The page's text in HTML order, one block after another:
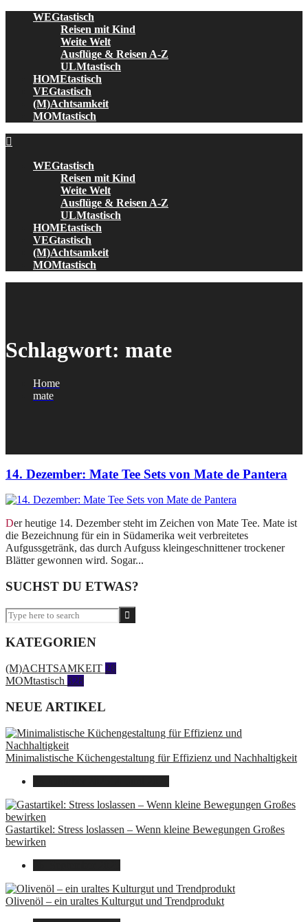
WEGtastisch
Reisen mit Kind
Weite Welt
Ausflüge & Reisen A-Z
ULMtastisch
HOMEtastisch
VEGtastisch
(M)Achtsamkeit
MOMtastisch
WEGtastisch
Reisen mit Kind
Weite Welt
Ausflüge & Reisen A-Z
ULMtastisch
HOMEtastisch
VEGtastisch
(M)Achtsamkeit
MOMtastisch
Schlagwort: mate
Home
mate
14. Dezember: Mate Tee Sets von Mate de Pantera
Der heutige 14. Dezember steht im Zeichen von Mate Tee. Mate ist
die Bezeichnung für ein in Südamerika weit verbreitetes
Aufgussgetränk, das durch Aufguss kleingeschnittener trockener
Blätter gewonnen wird. Sogar...
SUCHST DU ETWAS?
KATEGORIEN
(M)ACHTSAMKEIT 28
MOMtastisch 328
NEUE ARTIKEL
Minimalistische Küchengestaltung für Effizienz und Nachhaltigkeit
Gastartikel: Stress loslassen – Wenn kleine Bewegungen Großes
bewirken
Olivenöl – ein uraltes Kulturgut und Trendprodukt